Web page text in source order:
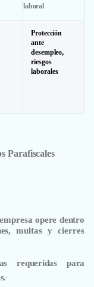
laboral
Protección
ante
desempleo,
riesgos
laborales
Parafiscales
empresa opere dentro
multas y cierres
requeridas para